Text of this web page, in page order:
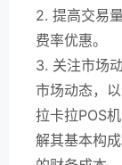
2. 提高交易
费率优惠。
3. 关注市场
市场动态，
拉卡拉POS
解其基本构